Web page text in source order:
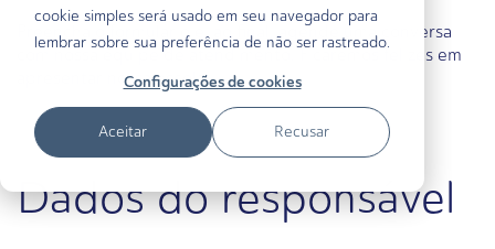
cookie simples será usado em seu navegador para
lembrar sobre sua preferência de não ser rastreado.
Configurações de cookies
Aceitar Recusar
Preencha o formulário e, ao final, agende uma conversa
com nossa equipe de atendimento. Ficaremos felizes em
apresentar nossa escola
Dados do responsável